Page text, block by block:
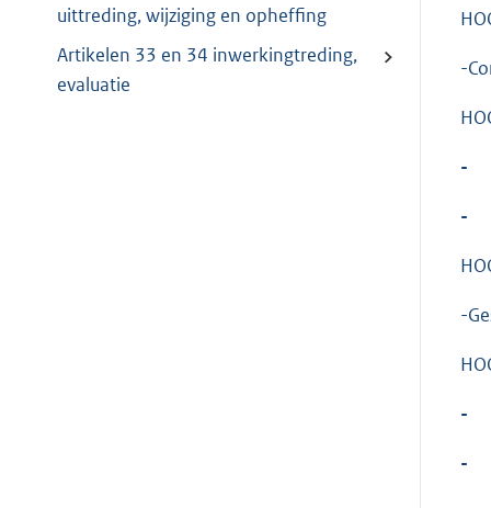
uittreding, wijziging en opheffing
Artikelen 33 en 34 inwerkingtreding,
evaluatie
-
-
-
-
-
-